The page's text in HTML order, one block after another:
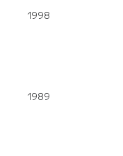
1998
1989